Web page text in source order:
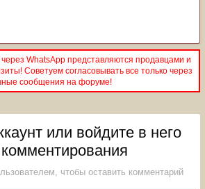
WhatsApp представляются продавцами и
Советуем согласовывать все только через
сообщения на форуме!
или войдите в него
чтобы оставить комментарий